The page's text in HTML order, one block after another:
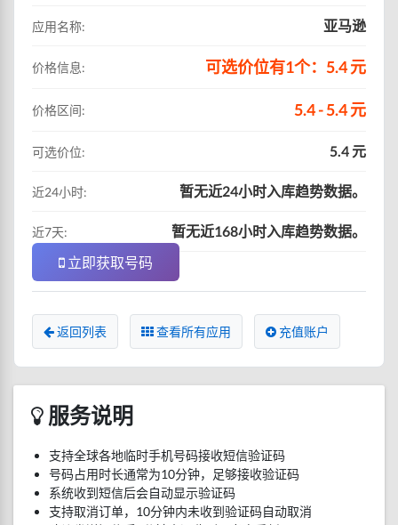
应用名称: 亚马逊
价格信息: 可选价位有1个：5.4 元
价格区间: 5.4 - 5.4 元
可选价位: 5.4 元
近24小时: 暂无近24小时入库趋势数据。
近7天:
暂无近168小时入库趋势数据。
立即获取号码
返回列表 查看所有应用 充值账户
服务说明
支持全球各地临时手机号码接收短信验证码
号码占用时长通常为10分钟，足够接收验证码
系统收到短信后会自动显示验证码
支持取消订单，10分钟内未收到验证码自动取消